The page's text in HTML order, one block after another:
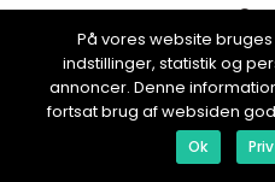
Om
På vores website
indstillinger, statistik og
annoncer. Denne
fortsat brug af websiden
Ok